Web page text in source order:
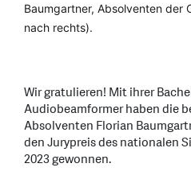
Baumgartner, Absolventen der
nach rechts).
Wir gratulieren! Mit ihrer
Audiobeamformer haben die
Absolventen Florian
den Jurypreis des nationalen
2023 gewonnen.